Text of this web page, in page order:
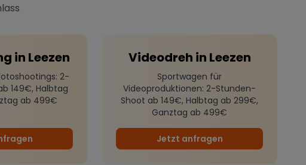
in Leezen
: 2-
149€, Halbtag
ab 499€
Videodreh in Leezen
Sportwagen für
Videoproduktionen: 2-Stunden-
Shoot ab 149€, Halbtag ab 299€,
Ganztag ab 499€
Jetzt anfragen